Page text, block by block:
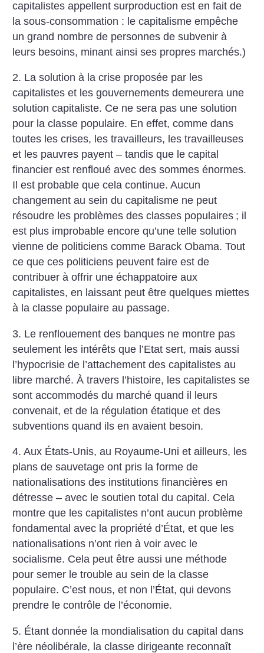
capitalistes appellent surproduction est en fait de
la sous-consommation : le capitalisme empêche
un grand nombre de personnes de subvenir à
leurs besoins, minant ainsi ses propres marchés.)
2. La solution à la crise proposée par les
capitalistes et les gouvernements demeurera une
solution capitaliste. Ce ne sera pas une solution
pour la classe populaire. En effet, comme dans
toutes les crises, les travailleurs, les travailleuses
et les pauvres payent – tandis que le capital
financier est renfloué avec des sommes énormes.
Il est probable que cela continue. Aucun
changement au sein du capitalisme ne peut
résoudre les problèmes des classes populaires ; il
est plus improbable encore qu’une telle solution
vienne de politiciens comme Barack Obama. Tout
ce que ces politiciens peuvent faire est de
contribuer à offrir une échappatoire aux
capitalistes, en laissant peut être quelques miettes
à la classe populaire au passage.
3. Le renflouement des banques ne montre pas
seulement les intérêts que l’Etat sert, mais aussi
l’hypocrisie de l’attachement des capitalistes au
libre marché. À travers l’histoire, les capitalistes se
sont accommodés du marché quand il leurs
convenait, et de la régulation étatique et des
subventions quand ils en avaient besoin.
4. Aux États-Unis, au Royaume-Uni et ailleurs, les
plans de sauvetage ont pris la forme de
nationalisations des institutions financières en
détresse – avec le soutien total du capital. Cela
montre que les capitalistes n’ont aucun problème
fondamental avec la propriété d’État, et que les
nationalisations n’ont rien à voir avec le
socialisme. Cela peut être aussi une méthode
pour semer le trouble au sein de la classe
populaire. C’est nous, et non l’État, qui devons
prendre le contrôle de l’économie.
5. Étant donnée la mondialisation du capital dans
l’ère néolibérale, la classe dirigeante reconnaît